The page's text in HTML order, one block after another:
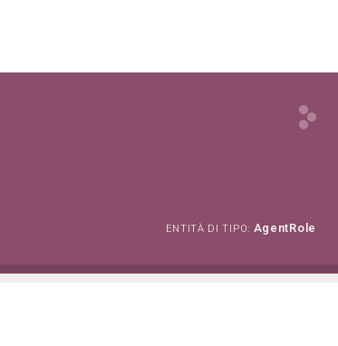
ENTITÀ DI TIPO: AgentRole